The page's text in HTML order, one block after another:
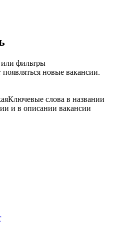
или фильтры
новые вакансии.
Ключевые слова в названии
и в описании вакансии